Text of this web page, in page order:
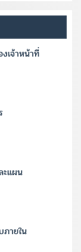
เจ้าหน้าที่
แผน
ายใน